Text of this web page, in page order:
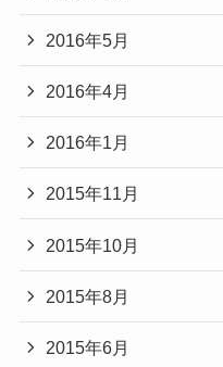
2016年5月
2016年4月
2016年1月
2015年11月
2015年10月
2015年8月
2015年6月